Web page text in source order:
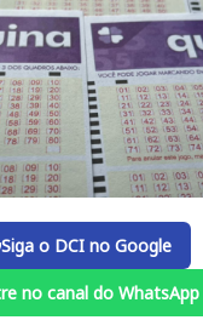
Siga o DCI no Google
no canal do WhatsApp